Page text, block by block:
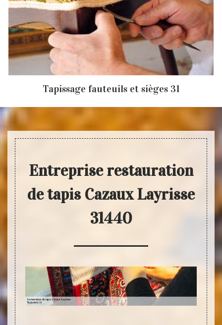
Tapissage fauteuils et sièges 31
Entreprise restauration
de tapis Cazaux Layrisse
31440